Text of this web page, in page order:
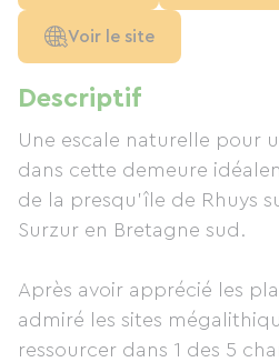
Descriptif
Une escale naturelle pour
dans cette demeure
de la presqu'île de Rhuys
Surzur en Bretagne sud.
Après avoir apprécié les
admiré les sites
ressourcer dans 1 des 5
Voir le site